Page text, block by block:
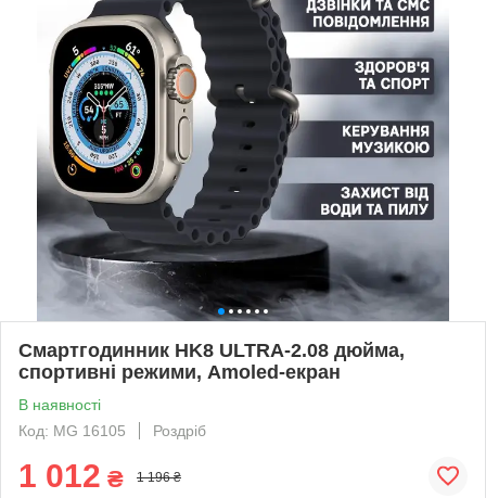
Смартгодинник HK8 ULTRA-2.08 дюйма,
спортивні режими, Amoled-екран
В наявності
Код: MG 16105
Роздріб
1 012 ₴ 1 196 ₴